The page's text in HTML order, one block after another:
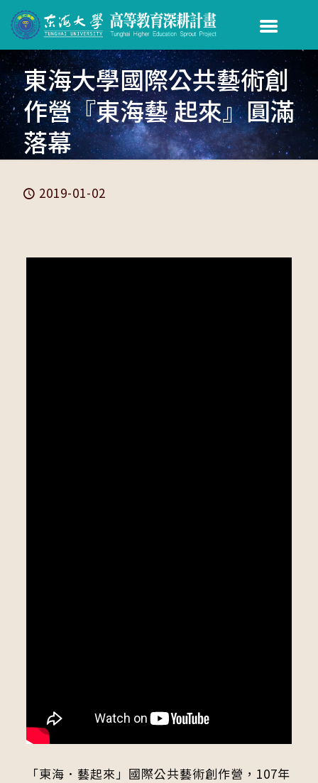
東海大學國際公共藝術創
作營『東海藝 起來』圓滿
落幕
2019-01-02
「東海．藝起來」國際公共藝術創作營，107年